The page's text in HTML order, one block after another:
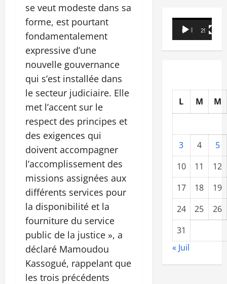
se veut modeste dans sa
forme, est pourtant
fondamentalement
expressive d’une
nouvelle gouvernance
qui s’est installée dans
le secteur judiciaire. Elle
met l’accent sur le
respect des principes et
des exigences qui
doivent accompagner
l’accomplissement des
missions assignées aux
différents services pour
la disponibilité et la
fourniture du service
public de la justice », a
déclaré Mamoudou
Kassogué, rappelant que
les trois précédents
Lecteur
vidéo
00:00 29:21
L M M
3 4
5
10
11
12
17
18
19
24
25
26
31
« Juil